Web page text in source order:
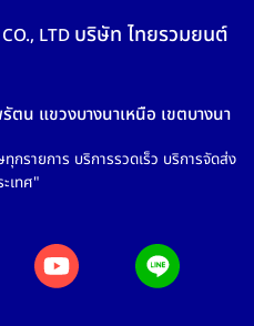
LTD บริษัท ไทยรวมยนต์
น แขวงบางนาเหนือ เขตบางนา
กรายการ บริการรวดเร็ว บริการจัดส่ง
เทศ"